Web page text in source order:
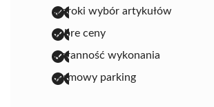
szeroki wybór artykułów
dobre ceny
staranność wykonania
darmowy parking